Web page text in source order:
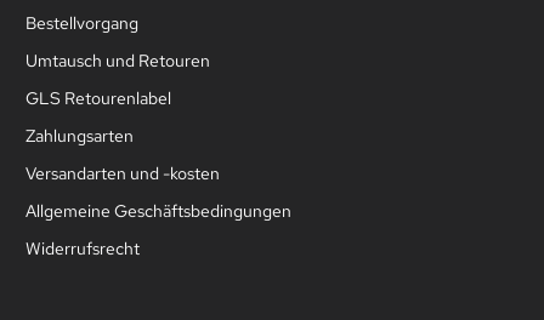
Bestellvorgang
Umtausch und Retouren
GLS Retourenlabel
Zahlungsarten
Versandarten und -kosten
Allgemeine Geschäftsbedingungen
Widerrufsrecht